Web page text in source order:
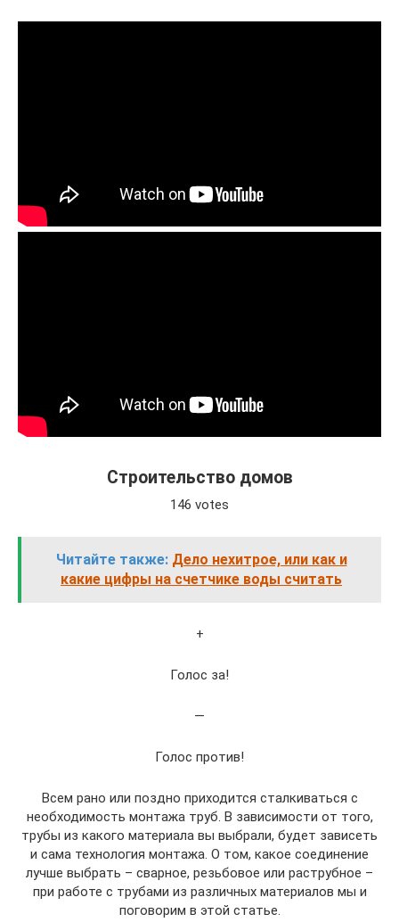
Строительство домов
146 votes
Читайте также: Дело нехитрое, или как и
какие цифры на счетчике воды считать
+
Голос за!
—
Голос против!
Всем рано или поздно приходится сталкиваться с
необходимость монтажа труб. В зависимости от того,
трубы из какого материала вы выбрали, будет зависеть
и сама технология монтажа. О том, какое соединение
лучше выбрать – сварное, резьбовое или раструбное –
при работе с трубами из различных материалов мы и
поговорим в этой статье.